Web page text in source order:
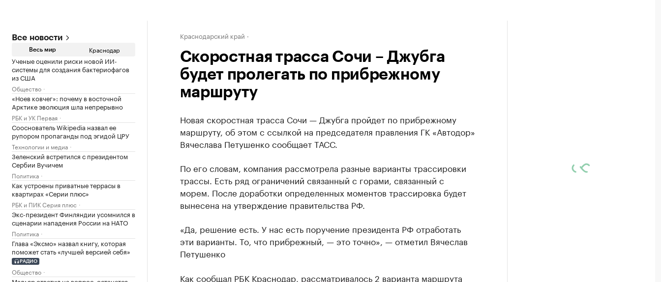
Все новости
Весь мир Краснодар
Ученые оценили риски новой ИИ-
системы для создания бактериофагов
из США
Общество
«Ноев ковчег»: почему в восточной
Арктике эволюция шла непрерывно
РБК и УК Первая
Сооснователь Wikipedia назвал ее
рупором пропаганды под эгидой ЦРУ
Технологии и медиа
Зеленский встретился с президентом
Сербии Вучичем
Политика
Как устроены приватные террасы в
квартирах «Серии плюс»
РБК и ПИК Серия плюс
Экс-президент Финляндии усомнился в
сценарии нападения России на НАТО
Политика
Глава «Эксмо» назвал книгу, которая
поможет стать «лучшей версией себя»
РАДИО
Общество
Краснодарский край
Скоростная трасса Сочи – Джубга
будет пролегать по прибрежному
маршруту
Новая скоростная трасса Сочи — Джубга пройдет по прибрежному
маршруту, об этом с ссылкой на председателя правления ГК «Автодор»
Вячеслава Петушенко сообщает ТАСС.
По его словам, компания рассмотрела разные варианты трассировки
трассы. Есть ряд ограничений связанный с горами, связанный с
морем. После доработки определенных моментов трассировка будет
вынесена на утверждение правительства РФ.
«Да, решение есть. У нас есть поручение президента РФ отработать
эти варианты. То, что прибрежный, — это точно», — отметил Вячеслав
Петушенко
Как сообщал РБК Краснодар, рассматривалось2 варианта маршрута